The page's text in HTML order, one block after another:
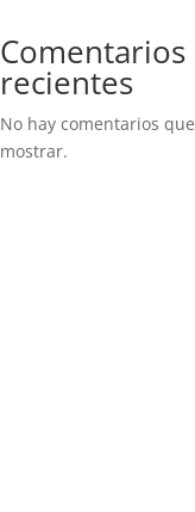
Comentarios
recientes
No hay comentarios que
mostrar.